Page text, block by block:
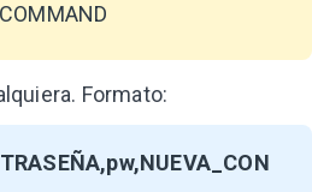
Formato: